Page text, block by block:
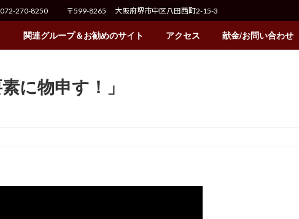
270-8250 〒599-8265 大阪府堺市中区八田西町2-15-3
関連グループ＆お勧めのサイト アクセス 献金/お問い合わせ
に物申す！」